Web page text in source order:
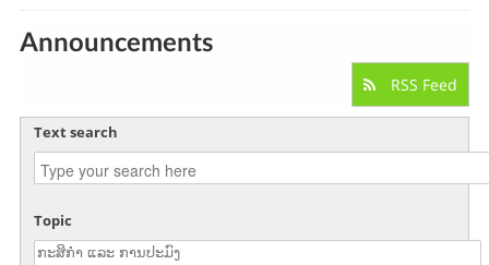
Announcements
RSS Feed
Text search
Topic